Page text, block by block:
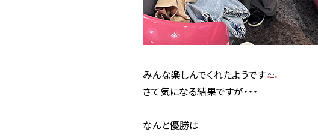
みんな楽しんでくれたようです
さて気になる結果ですが・・・
なんと優勝は